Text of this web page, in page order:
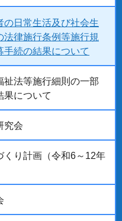
の日常生活及び社会生
律施行条例等施行規
手続の結果について
祉法等施行細則の一部
果について
究会
くり計画（令和6～12年